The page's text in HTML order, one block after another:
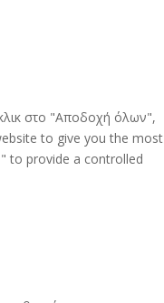
κλικ στο "Αποδοχή όλων",
to give you the most
to provide a controlled